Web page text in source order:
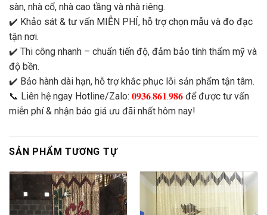
sàn, nhà cổ, nhà cao tầng và nhà riêng.
✔️ Khảo sát & tư vấn MIỄN PHÍ, hỗ trợ chọn mẫu và đo đạc
tận nơi.
✔️ Thi công nhanh – chuẩn tiến độ, đảm bảo tính thẩm mỹ và
độ bền.
✔️ Bảo hành dài hạn, hỗ trợ khắc phục lỗi sản phẩm tận tâm.
📞 Liên hệ ngay Hotline/Zalo: 𝟎𝟗𝟑𝟔.𝟖𝟔𝟏.𝟗𝟖𝟔 để được tư vấn
miễn phí & nhận báo giá ưu đãi nhất hôm nay!
SẢN PHẨM TƯƠNG TỰ